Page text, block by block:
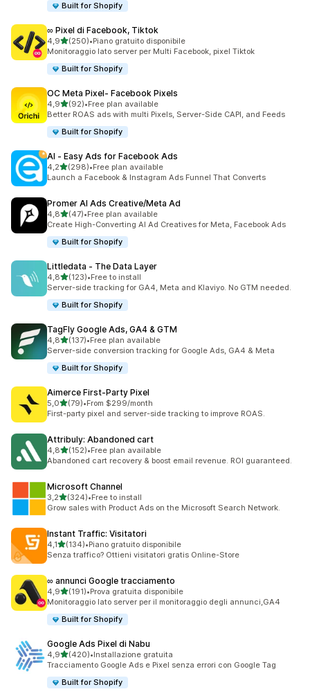
Built for Shopify
∞ Pixel di Facebook, Tiktok
4,9stelle su 5
(250)
250 recensioni totali
•Piano gratuito disponibile
Monitoraggio lato server per Multi Facebook, pixel Tiktok
Built for Shopify
OC Meta Pixel‑ Facebook Pixels
4,9stelle su 5
(92)
92 recensioni totali
•Free plan available
Better ROAS ads with multi Pixels, Server-Side CAPI, and Feeds
Built for Shopify
AI ‑ Easy Ads for Facebook Ads
4,2stelle su 5
(298)
298 recensioni totali
•Free plan available
Launch a Facebook & Instagram Ads Funnel That Converts
Promer AI Ads Creative/Meta Ad
4,8stelle su 5
(47)
47 recensioni totali
•Free plan available
Create High-Converting AI Ad Creatives for Meta, Facebook Ads
Built for Shopify
Littledata ‑ The Data Layer
4,8stelle su 5
(123)
123 recensioni totali
•Free to install
Server-side tracking for GA4, Meta and Klaviyo. No GTM needed.
Built for Shopify
TagFly Google Ads, GA4 & GTM
4,8stelle su 5
(137)
137 recensioni totali
•Free plan available
Server-side conversion tracking for Google Ads, GA4 & Meta
Built for Shopify
Aimerce First‑Party Pixel
5,0stelle su 5
(79)
79 recensioni totali
•From $299/month
First-party pixel and server-side tracking to improve ROAS.
Attribuly: Abandoned cart
4,8stelle su 5
(152)
152 recensioni totali
•Free plan available
Abandoned cart recovery & boost email revenue. ROI guaranteed.
Microsoft Channel
3,2stelle su 5
(324)
324 recensioni totali
•Free to install
Grow sales with Product Ads on the Microsoft Search Network.
Instant Traffic: Visitatori
4,1stelle su 5
(134)
134 recensioni totali
•Piano gratuito disponibile
Senza traffico? Ottieni visitatori gratis Online-Store
∞ annunci Google tracciamento
4,9stelle su 5
(191)
191 recensioni totali
•Prova gratuita disponibile
Monitoraggio lato server per il monitoraggio degli annunci,GA4
Built for Shopify
Google Ads Pixel di Nabu
4,9stelle su 5
(420)
420 recensioni totali
•Installazione gratuita
Tracciamento Google Ads e Pixel senza errori con Google Tag
Built for Shopify